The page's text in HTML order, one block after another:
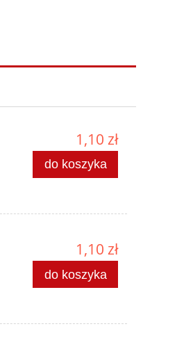
1,10 zł
do koszyka
1,10 zł
do koszyka